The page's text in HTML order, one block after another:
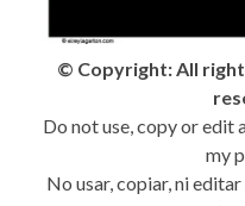
© Copyright: All
Do not use, copy or
my
No usar, copiar, ni